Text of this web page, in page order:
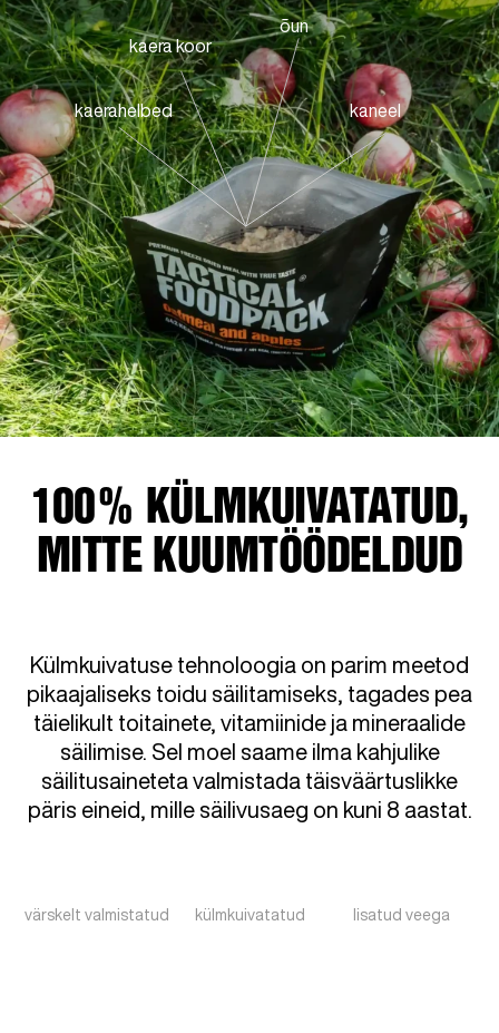
kaerahelbed
kaera koor
õun
kaneel
100% KÜLMKUIVATATUD,
MITTE KUUMTÖÖDELDUD
Külmkuivatuse tehnoloogia on parim meetod
pikaajaliseks toidu säilitamiseks, tagades pea
täielikult toitainete, vitamiinide ja mineraalide
säilimise. Sel moel saame ilma kahjulike
säilitusaineteta valmistada täisväärtuslikke
päris eineid, mille säilivusaeg on kuni 8 aastat.
värskelt valmistatud külmkuivatatud lisatud veega